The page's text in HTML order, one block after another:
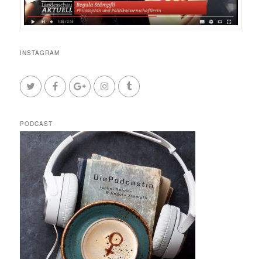
INSTAGRAM
PODCAST